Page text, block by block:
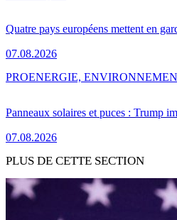
Quatre pays européens mettent en
07.08.2026
Panneaux solaires et puces : Trump
07.08.2026
PROENERGIE,
PLUS DE CETTE SECTION